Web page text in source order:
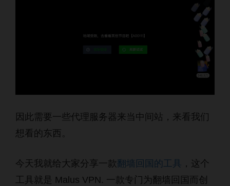
因此需要一些代理服务器来当中间站，来看我们
想看的东西。
今天我就给大家分享一款翻墙回国的工具 ，这个
工具就是 Malus VPN. 一款专门为翻墙回国而创